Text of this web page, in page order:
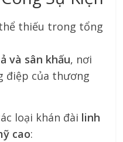
thiếu trong tổng
và sân khấu, nơi
điệp của thương
loại khán đài linh
cao: